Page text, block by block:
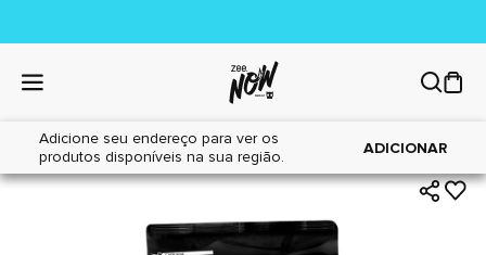
Adicione seu endereço para ver os
produtos disponíveis na sua região.
ADICIONAR
Home|Gatos|Alimentos